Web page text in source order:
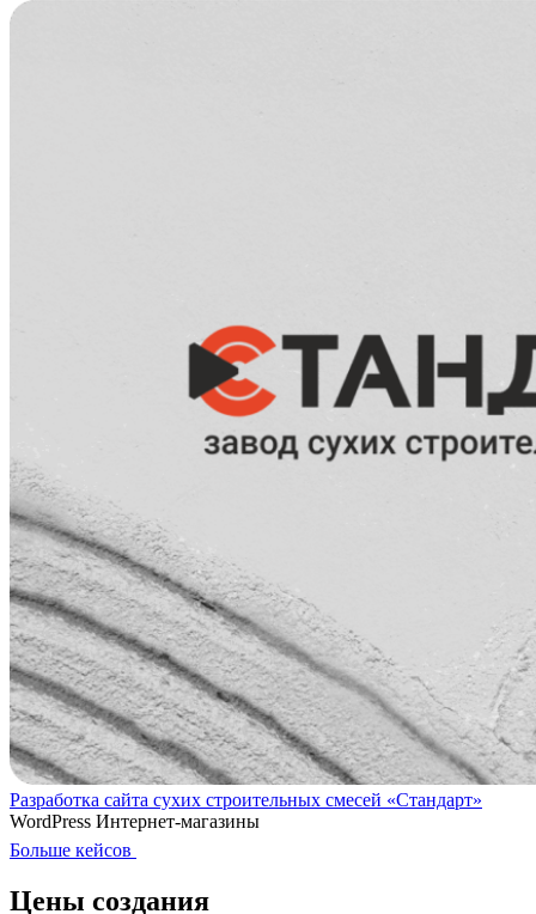
Разработка сайта сухих строительных смесей «Стандарт»
WordPress Интернет-магазины
Больше кейсов
Цены создания